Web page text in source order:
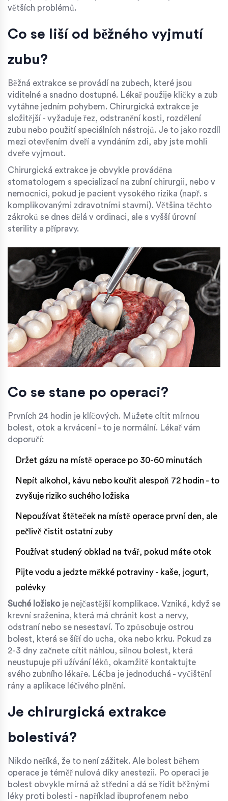
větších problémů.
Co se liší od běžného vyjmutí
zubu?
Běžná extrakce se provádí na zubech, které jsou
viditelné a snadno dostupné. Lékař použije kličky a zub
vytáhne jedním pohybem. Chirurgická extrakce je
složitější - vyžaduje řez, odstranění kosti, rozdělení
zubu nebo použití speciálních nástrojů. Je to jako rozdíl
mezi otevřením dveří a vyndáním zdi, aby jste mohli
dveře vyjmout.
Chirurgická extrakce je obvykle prováděna
stomatologem s specializací na zubní chirurgii, nebo v
nemocnici, pokud je pacient vysokého rizika (např. s
komplikovanými zdravotními stavmi). Většina těchto
zákroků se dnes dělá v ordinaci, ale s vyšší úrovní
sterility a přípravy.
Co se stane po operaci?
Prvních 24 hodin je klíčových. Můžete cítit mírnou
bolest, otok a krvácení - to je normální. Lékař vám
doporučí:
Držet gázu na místě operace po 30-60 minutách
Nepít alkohol, kávu nebo kouřit alespoň 72 hodin - to
zvyšuje riziko suchého ložiska
Nepoužívat štěteček na místě operace první den, ale
pečlivě čistit ostatní zuby
Používat studený obklad na tvář, pokud máte otok
Pijte vodu a jedzte měkké potraviny - kaše, jogurt,
polévky
Suché ložiskoje nejčastější komplikace. Vzniká, když se
krevní sraženina, která má chránit kost a nervy,
odstraní nebo se nesestaví. To způsobuje ostrou
bolest, která se šíří do ucha, oka nebo krku. Pokud za
2-3 dny začnete cítit náhlou, silnou bolest, která
neustupuje při užívání léků, okamžitě kontaktujte
svého zubního lékaře. Léčba je jednoduchá - vyčištění
rány a aplikace léčivého plnění.
Je chirurgická extrakce
bolestivá?
Nikdo neříká, že to není zážitek. Ale bolest během
operace je téměř nulová díky anestezii. Po operaci je
bolest obvykle mírná až střední a dá se řídit běžnými
léky proti bolesti - například ibuprofenem nebo